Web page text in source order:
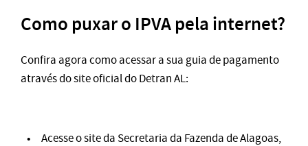
Como puxar o IPVA pela internet?
Confira agora como acessar a sua guia de pagamento
através do site oficial do Detran AL:
Acesse o site da Secretaria da Fazenda de Alagoas,